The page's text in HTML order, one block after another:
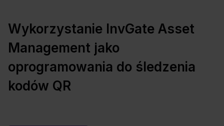
Wykorzystanie InvGate Asset
Management jako
oprogramowania do śledzenia
kodów QR